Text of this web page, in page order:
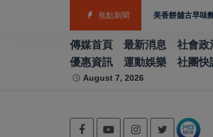
焦點新聞
鹹甜引路臺南味」走進喜樹老街 義美香餅舖古早味麵粉酥、
傳媒首頁 最新消息 社會政
優惠資訊
運動娛樂 社團快
August 7, 2026